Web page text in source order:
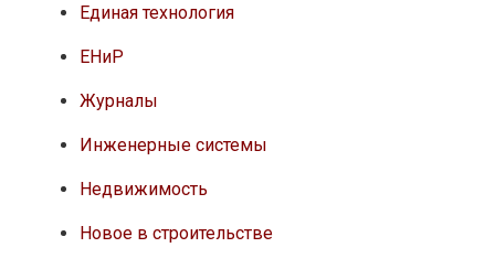
Единая технология
ЕНиР
Журналы
Инженерные системы
Недвижимость
Новое в строительстве